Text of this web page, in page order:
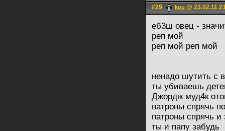
#29 kuu @ 23.02.11
еб3ш овец -
реп мой
реп мой реп мой
ненадо шутить с
ты убиваешь
Джордж муд4к
патроны спрячь
патроны спрячь и
ты и папу забудь